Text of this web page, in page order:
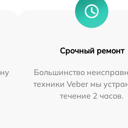
Срочный ремонт
Большинство
техники Veber мы
течение 2 часов.